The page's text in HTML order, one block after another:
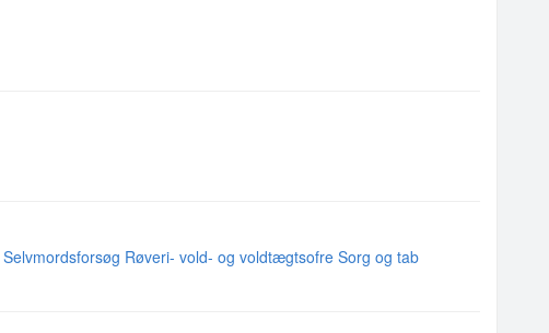
Selvmordsforsøg Røveri- vold- og voldtægtsofre Sorg og tab